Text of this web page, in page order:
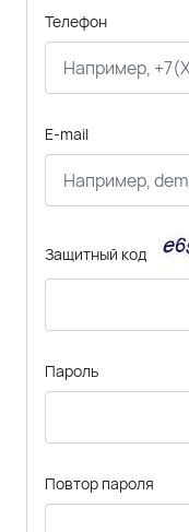
Телефон
E-mail
Защитный код
Пароль
Повтор пароля